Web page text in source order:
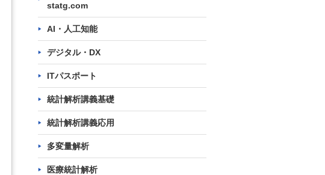
statg.com
AI・人工知能
デジタル・DX
ITパスポート
統計解析講義基礎
統計解析講義応用
多変量解析
医療統計解析